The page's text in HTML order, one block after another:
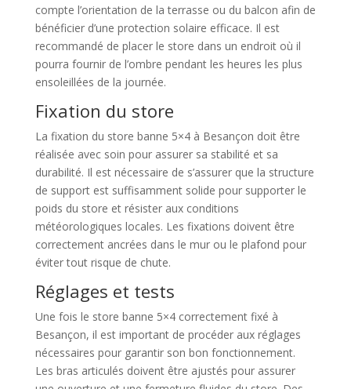
compte l’orientation de la terrasse ou du balcon afin de
bénéficier d’une protection solaire efficace. Il est
recommandé de placer le store dans un endroit où il
pourra fournir de l’ombre pendant les heures les plus
ensoleillées de la journée.
Fixation du store
La fixation du store banne 5×4 à Besançon doit être
réalisée avec soin pour assurer sa stabilité et sa
durabilité. Il est nécessaire de s’assurer que la structure
de support est suffisamment solide pour supporter le
poids du store et résister aux conditions
météorologiques locales. Les fixations doivent être
correctement ancrées dans le mur ou le plafond pour
éviter tout risque de chute.
Réglages et tests
Une fois le store banne 5×4 correctement fixé à
Besançon, il est important de procéder aux réglages
nécessaires pour garantir son bon fonctionnement.
Les bras articulés doivent être ajustés pour assurer